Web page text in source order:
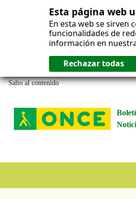
Esta página web
En esta web se sirven
funcionalidades de
información en
Salto al contenido